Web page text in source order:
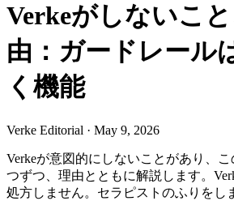
Verkeがしないこ
由：ガードレール
く機能
Verke Editorial · May 9, 2026
Verkeが意図的にしないことがあり、
つずつ、理由とともに解説します。
処方しません。セラピストのふりをし